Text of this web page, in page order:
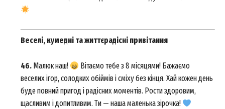
Веселі, кумедні та життєрадісні привітання
46. Малюк наш!
Вітаємо тебе з 8 місяцями! Бажаємо
веселих ігор, солодких обіймів і сміху без кінця. Хай кожен день
буде повний пригод і радісних моментів. Рости здоровим,
щасливим і допитливим. Ти — наша маленька зірочка!